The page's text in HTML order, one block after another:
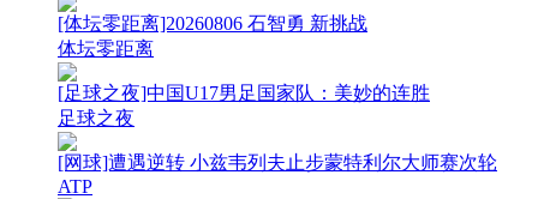
[体坛零距离]20260806 石智勇 新挑战
体坛零距离
[足球之夜]中国U17男足国家队：美妙的连胜
足球之夜
[网球]遭遇逆转 小兹韦列夫止步蒙特利尔大师赛次轮
ATP